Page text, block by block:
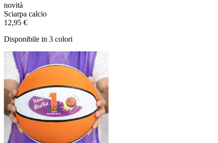
novità
Sciarpa calcio
12,95 €
Disponibile in 3 colori